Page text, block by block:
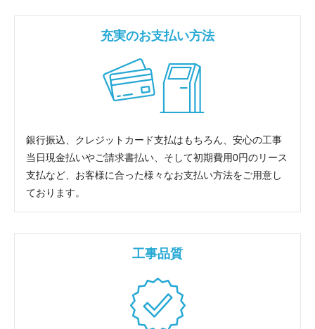
充実のお支払い方法
銀行振込、クレジットカード支払はもちろん、安心の工事
当日現金払いやご請求書払い、そして初期費用0円のリース
支払など、お客様に合った様々なお支払い方法をご用意し
ております。
工事品質